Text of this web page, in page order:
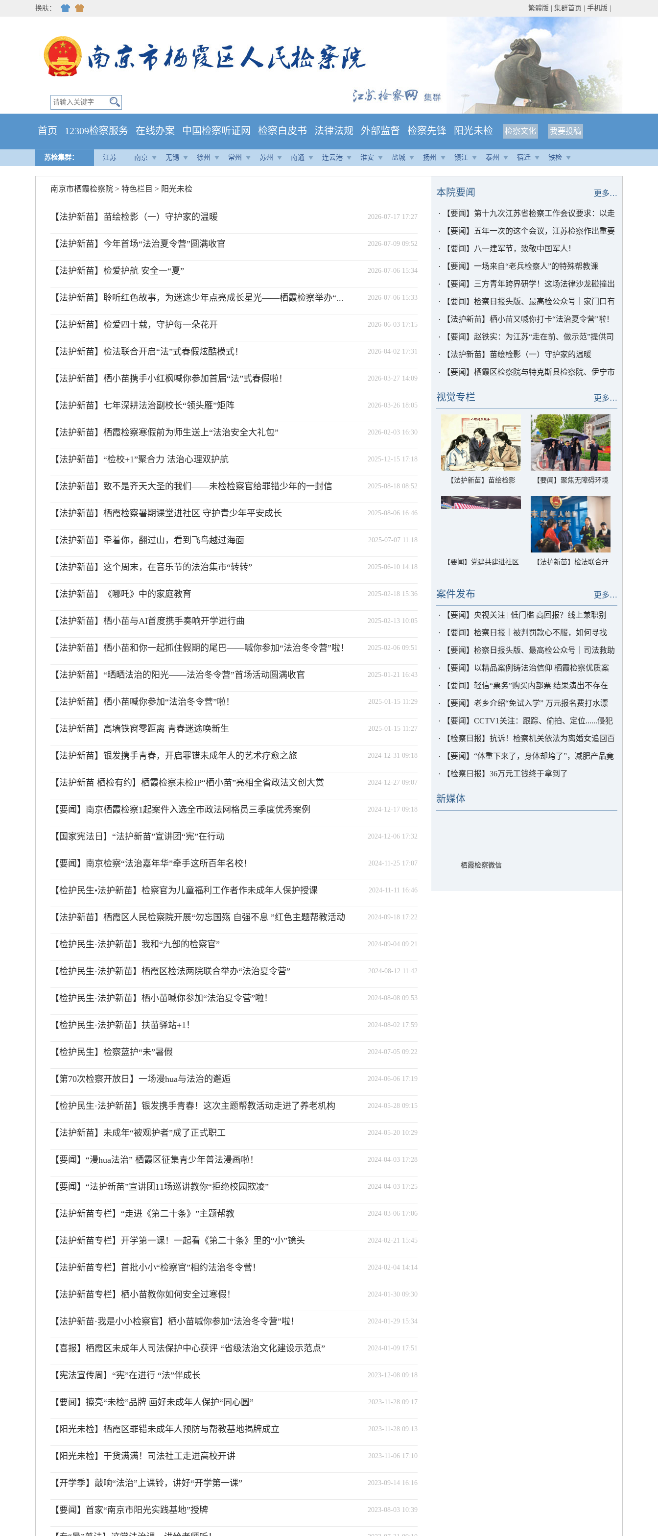
换肤： 繁體版 集群首页 手机版
首页 12309检察服务 在线办案 中国检察听证网 检察白皮书 法律法规 外部监督 检察先锋 阳光未检 检察文化 我要投稿
苏检集群： 江苏 南京 无锡 徐州 常州 苏州 南通 连云港 淮安 盐城 扬州 镇江 泰州 宿迁 铁检
南京市栖霞检察院 > 特色栏目 > 阳光未检
2026-07-17 17:27
【法护新苗】苗绘检影（一）守护家的温暖
2026-07-09 09:52
【法护新苗】今年首场“法治夏令营”圆满收官
2026-07-06 15:34
【法护新苗】检爱护航 安全一“夏”
2026-07-06 15:33
【法护新苗】聆听红色故事，为迷途少年点亮成长星光——栖霞检察举办“...
2026-06-03 17:15
【法护新苗】检爱四十载，守护每一朵花开
2026-04-02 17:31
【法护新苗】检法联合开启“法”式春假炫酷模式！
2026-03-27 14:09
【法护新苗】栖小苗携手小红枫喊你参加首届“法”式春假啦！
2026-03-26 18:05
【法护新苗】七年深耕法治副校长“领头雁”矩阵
2026-02-03 16:30
【法护新苗】栖霞检察寒假前为师生送上“法治安全大礼包”
2025-12-15 17:18
【法护新苗】“检校+1”聚合力 法治心理双护航
2025-08-18 08:52
【法护新苗】致不是齐天大圣的我们——未检检察官给罪错少年的一封信
2025-08-06 16:46
【法护新苗】栖霞检察暑期课堂进社区 守护青少年平安成长
2025-07-07 11:18
【法护新苗】牵着你，翻过山，看到飞鸟越过海面
2025-06-10 14:18
【法护新苗】这个周末，在音乐节的法治集市“转转”
2025-02-18 15:36
【法护新苗】《哪吒》中的家庭教育
2025-02-13 10:05
【法护新苗】栖小苗与AI首度携手奏响开学进行曲
2025-02-06 09:51
【法护新苗】栖小苗和你一起抓住假期的尾巴——喊你参加“法治冬令营”啦！
2025-01-21 16:43
【法护新苗】“晒晒法治的阳光——法治冬令营”首场活动圆满收官
2025-01-15 11:29
【法护新苗】栖小苗喊你参加“法治冬令营”啦！
2025-01-15 11:27
【法护新苗】高墙铁窗零距离 青春迷途唤新生
2024-12-31 09:18
【法护新苗】银发携手青春，开启罪错未成年人的艺术疗愈之旅
2024-12-27 09:07
【法护新苗 栖检有约】栖霞检察未检IP“栖小苗”亮相全省政法文创大赏
2024-12-17 09:18
【要闻】南京栖霞检察1起案件入选全市政法网格员三季度优秀案例
2024-12-06 17:32
【国家宪法日】“法护新苗”宣讲团“宪”在行动
2024-11-25 17:07
【要闻】南京检察“法治嘉年华”牵手这所百年名校！
2024-11-11 16:46
【检护民生•法护新苗】检察官为儿童福利工作者作未成年人保护授课
2024-09-18 17:22
【法护新苗】栖霞区人民检察院开展“勿忘国殇 自强不息 ”红色主题帮教活动
2024-09-04 09:21
【检护民生·法护新苗】我和“九部的检察官”
2024-08-12 11:42
【检护民生·法护新苗】栖霞区检法两院联合举办“法治夏令营”
2024-08-08 09:53
【检护民生·法护新苗】栖小苗喊你参加“法治夏令营”啦！
2024-08-02 17:59
【检护民生·法护新苗】扶苗驿站+1！
2024-07-05 09:22
【检护民生】检察蓝护“未”暑假
2024-06-06 17:19
【第70次检察开放日】一场漫hua与法治的邂逅
2024-05-28 09:15
【检护民生·法护新苗】银发携手青春！这次主题帮教活动走进了养老机构
2024-05-20 10:29
【法护新苗】未成年“被观护者”成了正式职工
2024-04-03 17:28
【要闻】“漫hua法治” 栖霞区征集青少年普法漫画啦！
2024-04-03 17:25
【要闻】“法护新苗”宣讲团11场巡讲教你“拒绝校园欺凌”
2024-03-06 17:06
【法护新苗专栏】“走进《第二十条》”主题帮教
2024-02-21 15:45
【法护新苗专栏】开学第一课！一起看《第二十条》里的“小”镜头
2024-02-04 14:14
【法护新苗专栏】首批小小“检察官”相约法治冬令营！
2024-01-30 09:30
【法护新苗专栏】栖小苗教你如何安全过寒假！
2024-01-29 15:34
【法护新苗·我是小小检察官】栖小苗喊你参加“法治冬令营”啦！
2024-01-09 17:51
【喜报】栖霞区未成年人司法保护中心获评 “省级法治文化建设示范点”
2023-12-08 09:18
【宪法宣传周】“宪”在进行 “法”伴成长
2023-11-28 09:17
【要闻】擦亮“未检”品牌 画好未成年人保护“同心圆”
2023-11-28 09:13
【阳光未检】栖霞区罪错未成年人预防与帮教基地揭牌成立
2023-11-06 17:10
【阳光未检】干货满满！司法社工走进高校开讲
2023-09-14 16:16
【开学季】敲响“法治”上课铃，讲好“开学第一课”
2023-08-03 10:39
【要闻】首家“南京市阳光实践基地”授牌
更多…
本院要闻
· 【要闻】第十九次江苏省检察工作会议要求：以走
在前、当表率的实干实绩为中国式现代化江苏新实践
贡献更大检察力量
· 【要闻】五年一次的这个会议，江苏检察作出重要
部署
· 【要闻】八一建军节，致敬中国军人！
· 【要闻】一场来自“老兵检察人”的特殊帮教课
· 【要闻】三方青年跨界研学！这场法律沙龙碰撞出
思想火花
· 【要闻】检察日报头版、最高检公众号｜家门口有
个“解忧杂货铺”
· 【法护新苗】栖小苗又喊你打卡“法治夏令营”啦！
· 【要闻】赵铁实：为江苏“走在前、做示范”提供司
法保障
· 【法护新苗】苗绘检影（一）守护家的温暖
· 【要闻】栖霞区检察院与特克斯县检察院、伊宁市
更多…
视觉专栏
【法护新苗】苗绘检影
【要闻】聚焦无障碍环境
益诉讼公开听证及评议会
【要闻】党建共建进社区
【法护新苗】检法联合开
更多…
案件发布
· 【要闻】央视关注 | 低门槛 高回报？线上兼职别
“上套”
· 【要闻】检察日报｜被判罚款心不服，如何寻找
“解结良方”
· 【要闻】检察日报头版、最高检公众号｜司法救助
金为何被退回？
· 【要闻】以精品案例铸法治信仰 栖霞检察优质案
件评选圆满落幕
· 【要闻】轻信“票务”购买内部票 结果演出不存在
· 【要闻】老乡介绍“免试入学” 万元报名费打水漂
· 【要闻】CCTV1关注：跟踪、偷拍、定位......侵犯
公民隐私的“私家侦探”，判了！
· 【检察日报】抗诉！检察机关依法为离婚女追回百
万财产
· 【要闻】“体重下来了，身体却垮了”，减肥产品竟
含多种毒品成分
· 【检察日报】36万元工钱终于拿到了
新媒体
栖霞检察微信